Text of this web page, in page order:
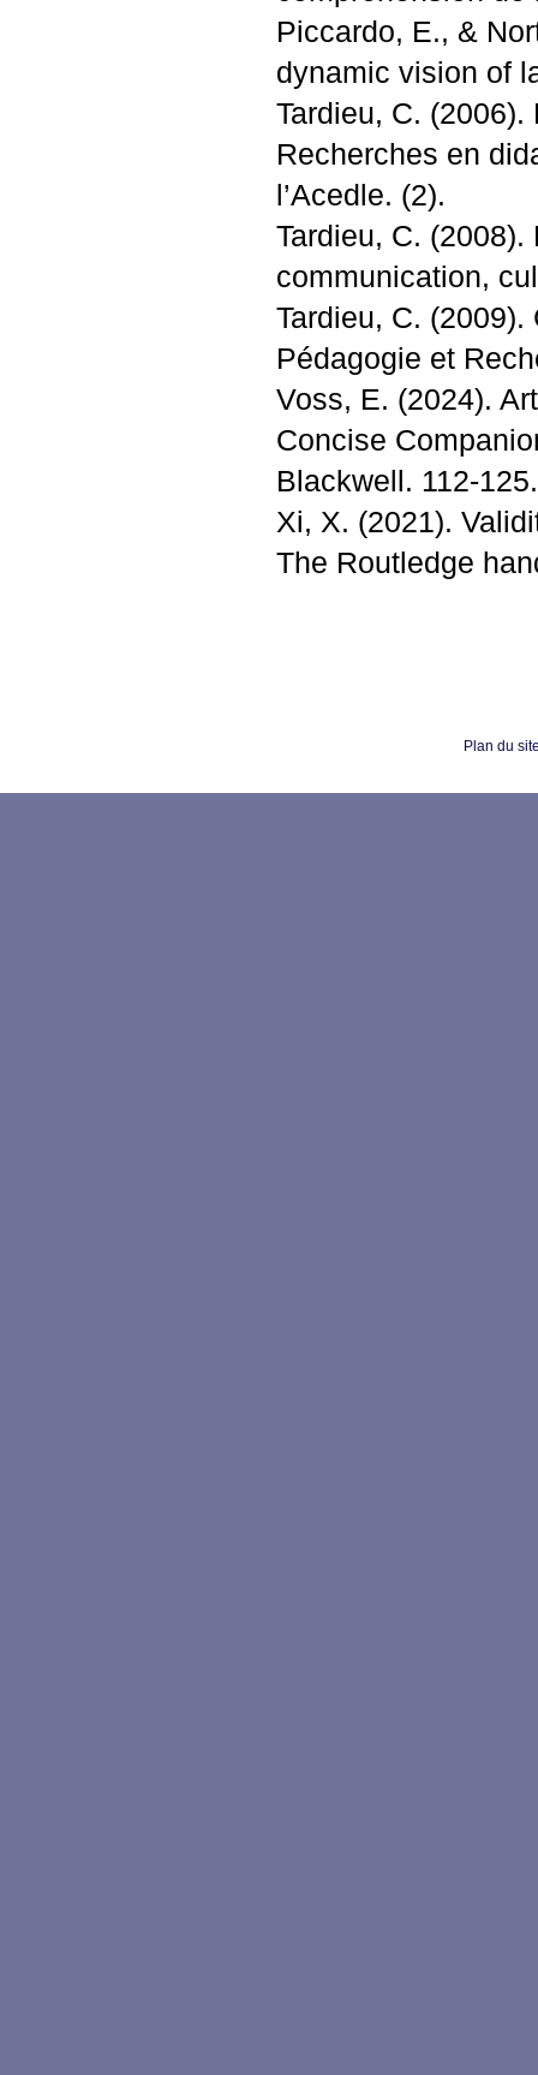
Piccardo, E., &
dynamic vision of
Tardieu, C.
Recherches en
l’Acedle. (2).
Tardieu, C.
communication,
Tardieu, C.
Pédagogie et
Voss, E. (2024).
Concise
Blackwell. 112-125.
Xi, X. (2021).
The Routledge
Plan du